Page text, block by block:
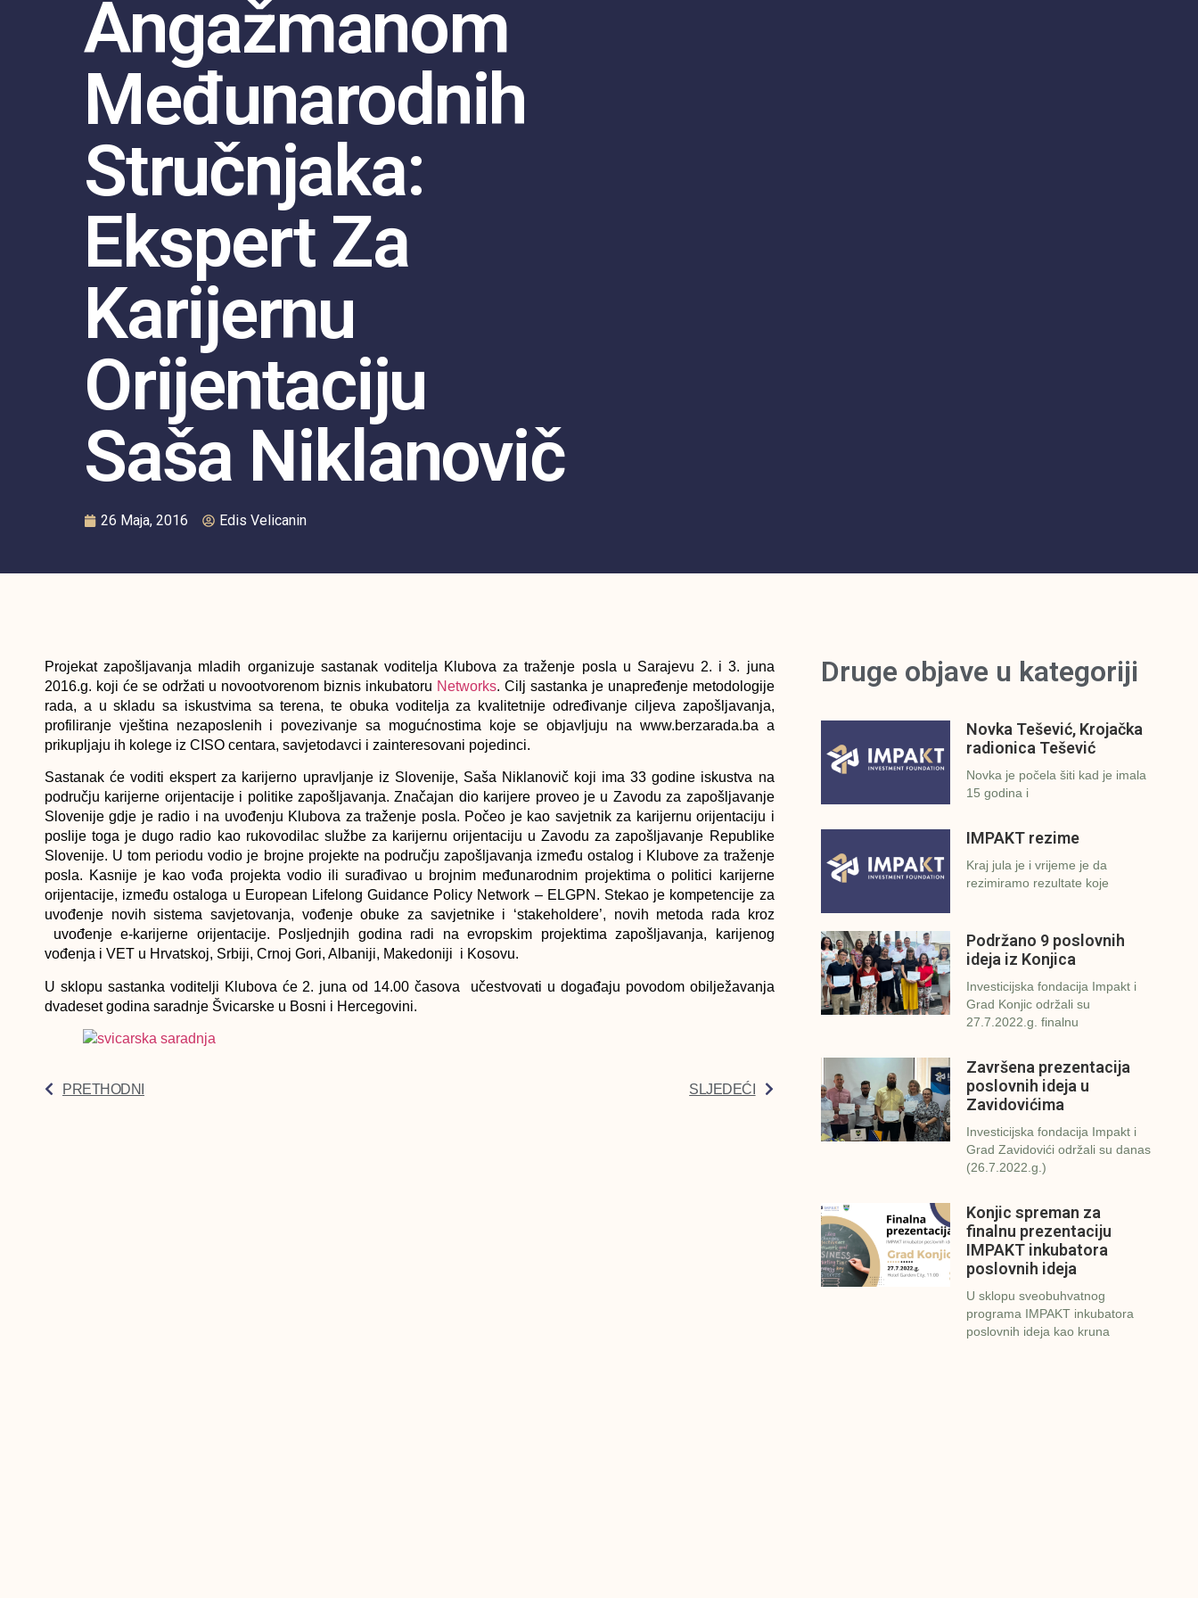
Angažmanom
Međunarodnih
Stručnjaka:
Ekspert Za
Karijernu
Orijentaciju
Saša Niklanovič
26 Maja, 2016 Edis Velicanin
Projekat zapošljavanja mladih organizuje sastanak voditelja Klubova za traženje posla u Sarajevu 2. i 3. juna
2016.g. koji će se održati u novootvorenom biznis inkubatoru Networks. Cilj sastanka je unapređenje metodologije
rada, a u skladu sa iskustvima sa terena, te obuka voditelja za kvalitetnije određivanje ciljeva zapošljavanja,
profiliranje vještina nezaposlenih i povezivanje sa mogućnostima koje se objavljuju na www.berzarada.ba a
prikupljaju ih kolege iz CISO centara, savjetodavci i zainteresovani pojedinci.
Sastanak će voditi ekspert za karijerno upravljanje iz Slovenije, Saša Niklanovič koji ima 33 godine iskustva na
području karijerne orijentacije i politike zapošljavanja. Značajan dio karijere proveo je u Zavodu za zapošljavanje
Slovenije gdje je radio i na uvođenju Klubova za traženje posla. Počeo je kao savjetnik za karijernu orijentaciju i
poslije toga je dugo radio kao rukovodilac službe za karijernu orijentaciju u Zavodu za zapošljavanje Republike
Slovenije. U tom periodu vodio je brojne projekte na području zapošljavanja između ostalog i Klubove za traženje
posla. Kasnije je kao vođa projekta vodio ili surađivao u brojnim međunarodnim projektima o politici karijerne
orijentacije, između ostaloga u European Lifelong Guidance Policy Network – ELGPN. Stekao je kompetencije za
uvođenje novih sistema savjetovanja, vođenje obuke za savjetnike i ‘stakeholdere’, novih metoda rada kroz
uvođenje e-karijerne orijentacije. Posljednjih godina radi na evropskim projektima zapošljavanja, karijenog
vođenja i VET u Hrvatskoj, Srbiji, Crnoj Gori, Albaniji, Makedoniji i Kosovu.
U sklopu sastanka voditelji Klubova će 2. juna od 14.00 časova učestvovati u događaju povodom obilježavanja
dvadeset godina saradnje Švicarske u Bosni i Hercegovini.
PRETHODNI SLJEDEĆI
Druge objave u kategoriji
Novka Tešević, Krojačka
radionica Tešević
Novka je počela šiti kad je imala
15 godina i
IMPAKT rezime
Kraj jula je i vrijeme je da
rezimiramo rezultate koje
Podržano 9 poslovnih
ideja iz Konjica
Investicijska fondacija Impakt i
Grad Konjic održali su
27.7.2022.g. finalnu
Završena prezentacija
poslovnih ideja u
Zavidovićima
Investicijska fondacija Impakt i
Grad Zavidovići održali su danas
(26.7.2022.g.)
Konjic spreman za
finalnu prezentaciju
IMPAKT inkubatora
poslovnih ideja
U sklopu sveobuhvatnog
programa IMPAKT inkubatora
poslovnih ideja kao kruna